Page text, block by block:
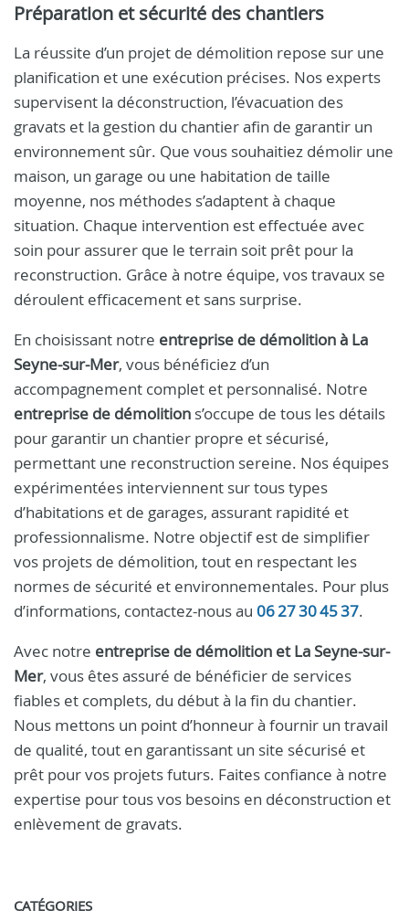
Préparation et sécurité des chantiers
La réussite d’un projet de démolition repose sur une
planification et une exécution précises. Nos experts
supervisent la déconstruction, l’évacuation des
gravats et la gestion du chantier afin de garantir un
environnement sûr. Que vous souhaitiez démolir une
maison, un garage ou une habitation de taille
moyenne, nos méthodes s’adaptent à chaque
situation. Chaque intervention est effectuée avec
soin pour assurer que le terrain soit prêt pour la
reconstruction. Grâce à notre équipe, vos travaux se
déroulent efficacement et sans surprise.
En choisissant notre entreprise de démolition à La
Seyne-sur-Mer, vous bénéficiez d’un
accompagnement complet et personnalisé. Notre
entreprise de démolition s’occupe de tous les détails
pour garantir un chantier propre et sécurisé,
permettant une reconstruction sereine. Nos équipes
expérimentées interviennent sur tous types
d’habitations et de garages, assurant rapidité et
professionnalisme. Notre objectif est de simplifier
vos projets de démolition, tout en respectant les
normes de sécurité et environnementales. Pour plus
d’informations, contactez-nous au 06 27 30 45 37.
Avec notre entreprise de démolition et La Seyne-sur-
Mer, vous êtes assuré de bénéficier de services
fiables et complets, du début à la fin du chantier.
Nous mettons un point d’honneur à fournir un travail
de qualité, tout en garantissant un site sécurisé et
prêt pour vos projets futurs. Faites confiance à notre
expertise pour tous vos besoins en déconstruction et
enlèvement de gravats.
CATÉGORIES